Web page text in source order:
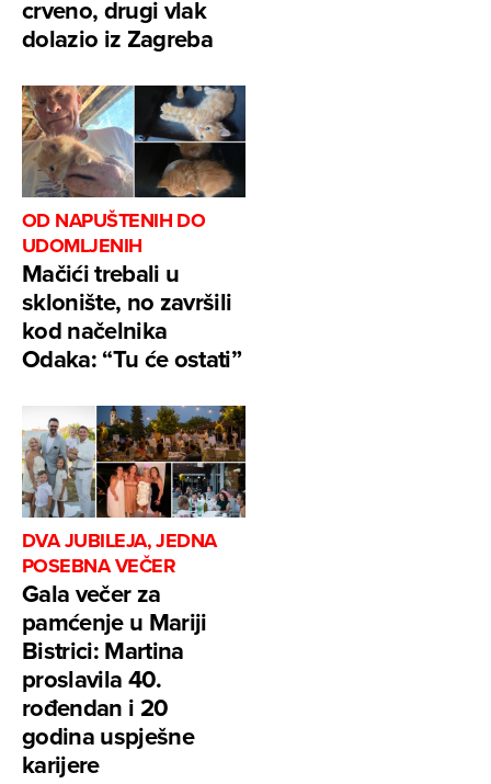
crveno, drugi vlak
dolazio iz Zagreba
OD NAPUŠTENIH DO
UDOMLJENIH
Mačići trebali u
sklonište, no završili
kod načelnika
Odaka: “Tu će ostati”
DVA JUBILEJA, JEDNA
POSEBNA VEČER
Gala večer za
pamćenje u Mariji
Bistrici: Martina
proslavila 40.
rođendan i 20
godina uspješne
karijere